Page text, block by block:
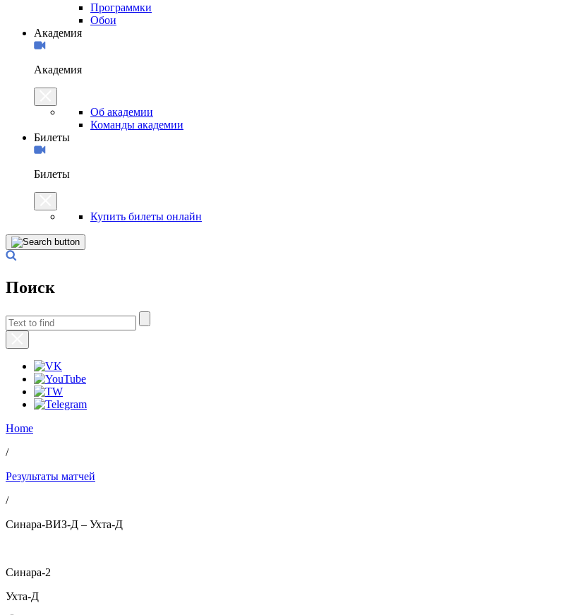
Программки
Обои
Академия
Академия
Об академии
Команды академии
Билеты
Билеты
Купить билеты онлайн
Поиск
Home
/
Результаты матчей
/
Синара-ВИЗ-Д – Ухта-Д
Синара-2
Ухта-Д